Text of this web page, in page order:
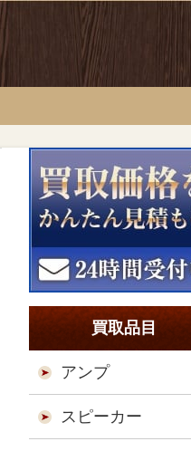
買取品目
アンプ
スピーカー